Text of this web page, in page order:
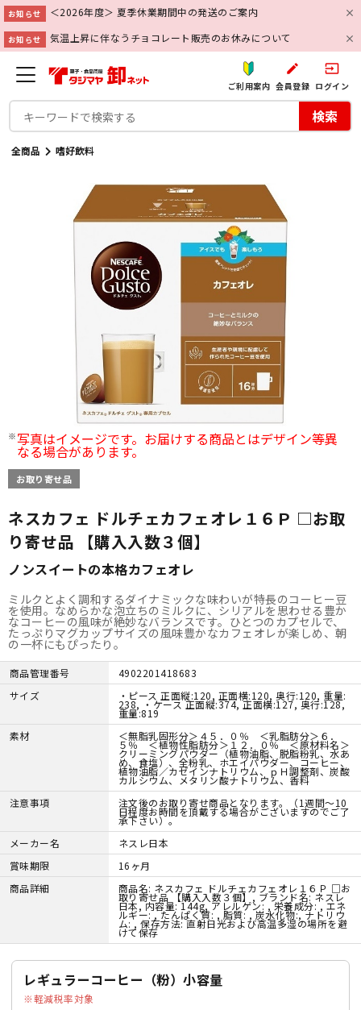
お知らせ ＜2026年度＞ 夏季休業期間中の発送のご案内
お知らせ 気温上昇に伴なうチョコレート販売のお休みについて
ご利用案内
create
会員登録
input
ログイン
検索
全商品 嗜好飲料
写真はイメージです。お届けする商品とはデザイン等異
なる場合があります。
お取り寄せ品
ネスカフェ ドルチェカフェオレ１６Ｐ □お取
り寄せ品 【購入入数３個】
ノンスイートの本格カフェオレ
ミルクとよく調和するダイナミックな味わいが特長のコーヒー豆
を使用。なめらかな泡立ちのミルクに、シリアルを思わせる豊か
なコーヒーの風味が絶妙なバランスです。ひとつのカプセルで、
たっぷりマグカップサイズの風味豊かなカフェオレが楽しめ、朝
の一杯にもぴったり。
商品管理番号
4902201418683
サイズ
・ピース 正面縦:120, 正面横:120, 奥行:120, 重量:
238, ・ケース 正面縦:374, 正面横:127, 奥行:128,
重量:819
素材
＜無脂乳固形分＞４５．０％ ＜乳脂肪分＞６．
５％ ＜植物性脂肪分＞１２．０％ ＜原材料名＞
クリーミングパウダー（植物油脂、脱脂粉乳、水あ
め、食塩）、全粉乳、ホエイパウダー、コーヒー、
植物油脂／カゼインナトリウム、ｐＨ調整剤、炭酸
カルシウム、メタリン酸ナトリウム、香料
注意事項
注文後のお取り寄せ商品となります。（1週間～10
日程度お時間を頂戴する場合がございますのでご了
承下さい）。
メーカー名
ネスレ日本
賞味期限
16ヶ月
商品詳細
商品名: ネスカフェ ドルチェカフェオレ１６Ｐ □お
取り寄せ品 【購入入数３個】, ブランド名: ネスレ
日本, 内容量: 144g, アレルゲン: , 栄養成分: , エネ
ルギー: , たんぱく質: , 脂質: , 炭水化物:, ナトリウ
ム: , 保存方法: 直射日光および高温多湿の場所を避
けて保存
レギュラーコーヒー（粉）小容量
軽減税率対象